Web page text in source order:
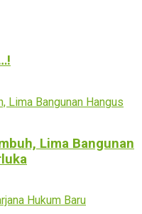
Lima Bangunan